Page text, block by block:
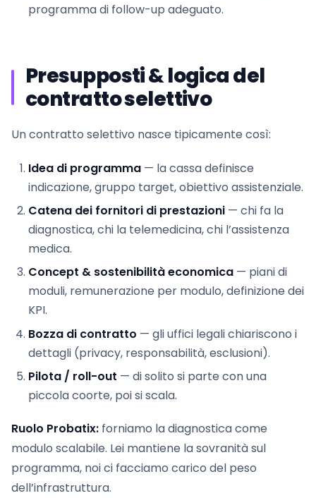
programma di follow-up adeguato.
Presupposti & logica del
contratto selettivo
Un contratto selettivo nasce tipicamente così:
Idea di programma — la cassa definisce
indicazione, gruppo target, obiettivo assistenziale.
Catena dei fornitori di prestazioni — chi fa la
diagnostica, chi la telemedicina, chi l’assistenza
medica.
Concept & sostenibilità economica — piani di
moduli, remunerazione per modulo, definizione dei
KPI.
Bozza di contratto — gli uffici legali chiariscono i
dettagli (privacy, responsabilità, esclusioni).
Pilota / roll-out — di solito si parte con una
piccola coorte, poi si scala.
Ruolo Probatix: forniamo la diagnostica come
modulo scalabile. Lei mantiene la sovranità sul
programma, noi ci facciamo carico del peso
dell’infrastruttura.